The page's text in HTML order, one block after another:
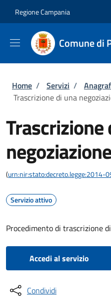
Regione Campania
Comune di
Briciole di
Home / Servizi /
Trascrizione di una
Trascrizione
(urn:nir:stato:decreto.legge:2014-
Servizio attivo
Procedimento di trascrizione
Accedi al servizio
Condividi